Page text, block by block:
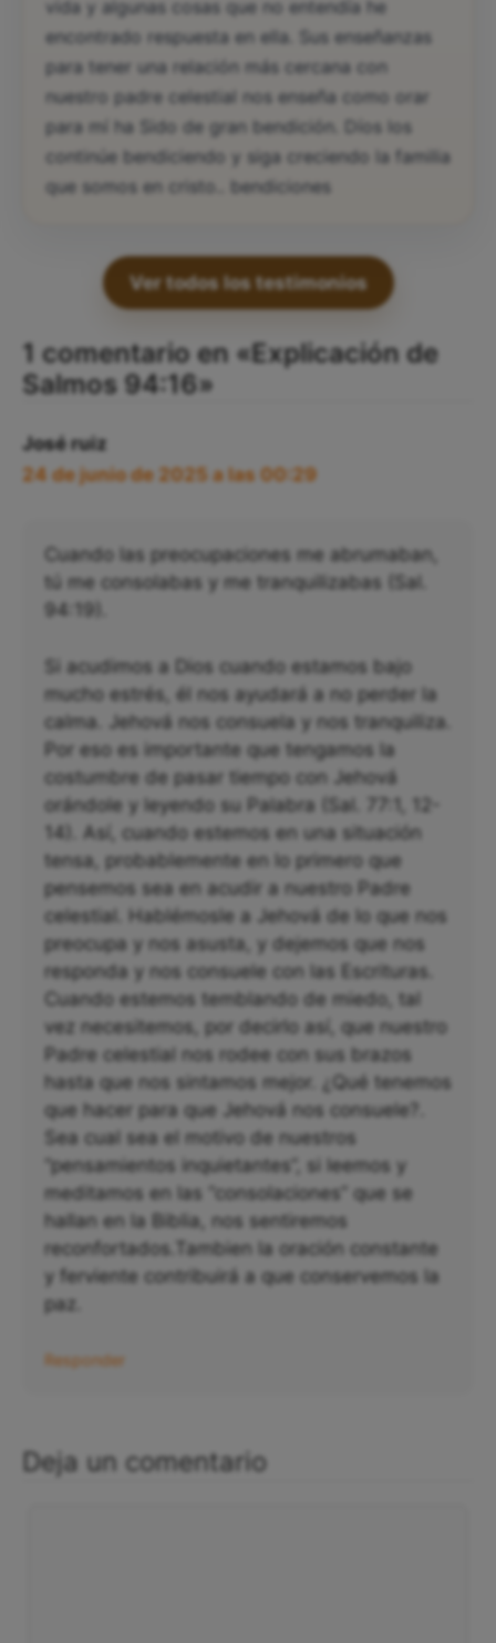
vida y algunas cosas que no entendía he
encontrado respuesta en ella. Sus enseñanzas
para tener una relación más cercana con
nuestro padre celestial nos enseña como orar
para mí ha Sido de gran bendición. Díos los
continúe bendiciendo y siga creciendo la familia
que somos en cristo.. bendiciones
Ver todos los testimonios
1 comentario en «Explicación de
Salmos 94:16»
José ruiz
24 de junio de 2025 a las 00:29
Cuando las preocupaciones me abrumaban,
tú me consolabas y me tranquilizabas (Sal.
94:19).
Si acudimos a Dios cuando estamos bajo
mucho estrés, él nos ayudará a no perder la
calma. Jehová nos consuela y nos tranquiliza.
Por eso es importante que tengamos la
costumbre de pasar tiempo con Jehová
orándole y leyendo su Palabra (Sal. 77:1, 12-
14). Así, cuando estemos en una situación
tensa, probablemente en lo primero que
pensemos sea en acudir a nuestro Padre
celestial. Hablémosle a Jehová de lo que nos
preocupa y nos asusta, y dejemos que nos
responda y nos consuele con las Escrituras.
Cuando estemos temblando de miedo, tal
vez necesitemos, por decirlo así, que nuestro
Padre celestial nos rodee con sus brazos
hasta que nos sintamos mejor. ¿Qué tenemos
que hacer para que Jehová nos consuele?.
Sea cual sea el motivo de nuestros
“pensamientos inquietantes”, si leemos y
meditamos en las “consolaciones” que se
hallan en la Biblia, nos sentiremos
reconfortados.Tambien la oración constante
y ferviente contribuirá a que conservemos la
paz.
Responder
Deja un comentario